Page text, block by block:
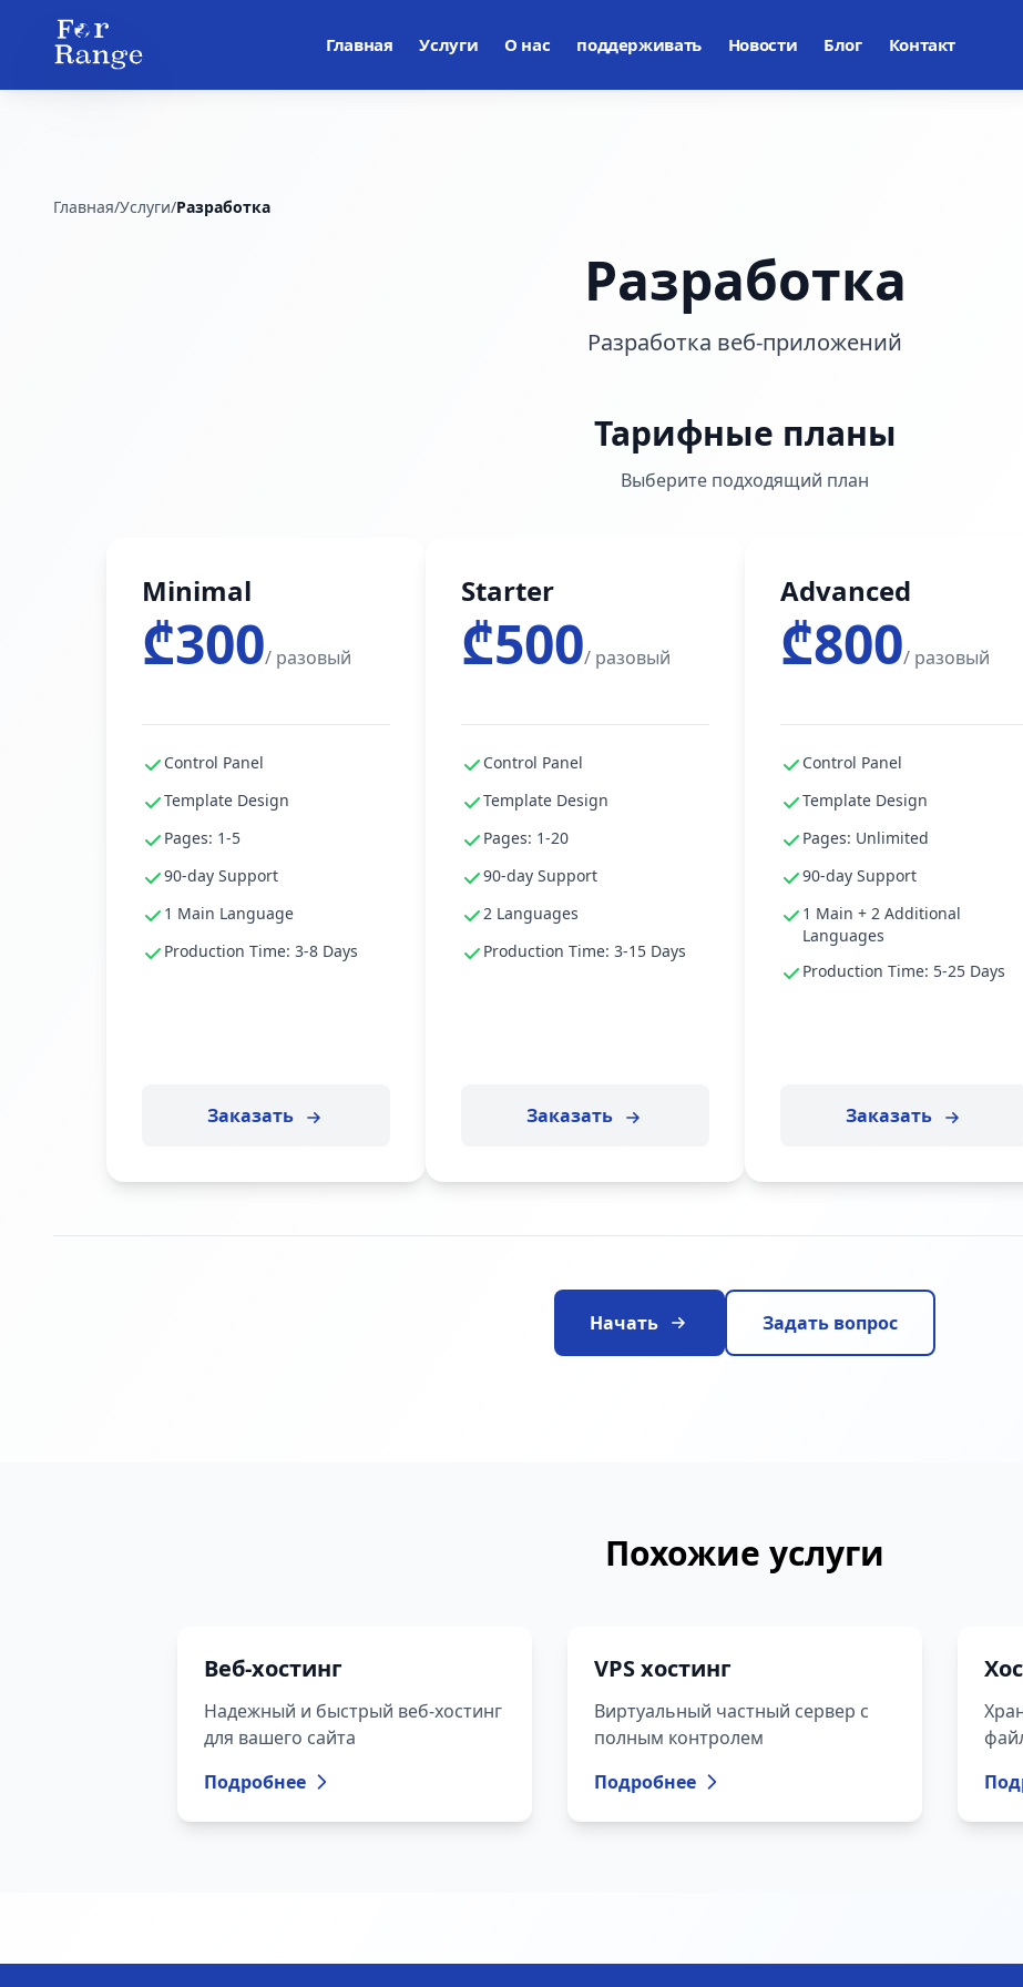
Главная Услуги О нас поддерживать Новости Блог Контакт
Главная/Услуги/Разработка
Разработка
Разработка веб-приложений
Тарифные планы
Выберите подходящий план
Minimal
₾300/ разовый
Control Panel
Template Design
Pages: 1-5
90-day Support
1 Main Language
Production Time: 3-8 Days
Заказать
Starter
₾500/ разовый
Control Panel
Template Design
Pages: 1-20
90-day Support
2 Languages
Production Time: 3-15 Days
Заказать
Advanced
₾800/ разовый
Control Panel
Template Design
Pages: Unlimited
90-day Support
1 Main + 2 Additional
Languages
Production Time: 5-25 Days
Заказать
Начать Задать вопрос
Похожие услуги
Веб-хостинг
Надежный и быстрый веб-хостинг
для вашего сайта
Подробнее
VPS хостинг
Виртуальный частный сервер с
полным контролем
Подробнее